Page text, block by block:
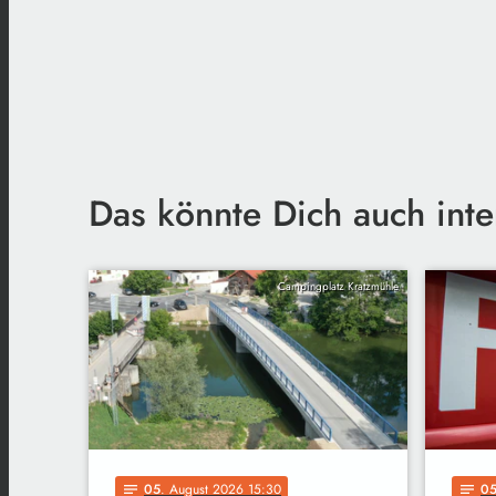
Das könnte Dich auch
Campingplatz Kratzmühle
notes 05. August 2026 15:30 notes 05